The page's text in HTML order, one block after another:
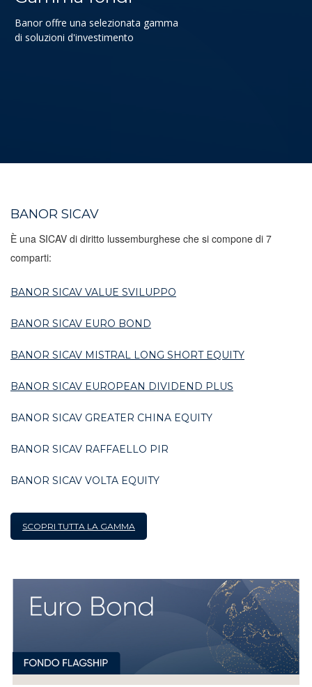
Banor offre una selezionata gamma
di soluzioni d'investimento
BANOR SICAV
È una SICAV di diritto lussemburghese che si compone di 7
comparti:
BANOR SICAV VALUE SVILUPPO
BANOR SICAV EURO BOND
BANOR SICAV MISTRAL LONG SHORT EQUITY
BANOR SICAV EUROPEAN DIVIDEND PLUS
BANOR SICAV GREATER CHINA EQUITY
BANOR SICAV RAFFAELLO PIR
BANOR SICAV VOLTA EQUITY
SCOPRI TUTTA LA GAMMA